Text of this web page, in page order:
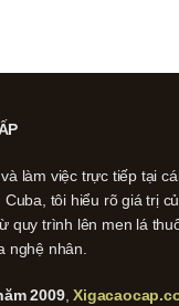
làm việc trực tiếp tại
tôi hiểu rõ giá trị
từ quy trình lên men lá
nghệ nhân.
2009,